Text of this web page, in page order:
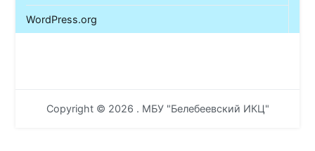
WordPress.org
Copyright © 2026 . МБУ "Белебеевский ИКЦ"